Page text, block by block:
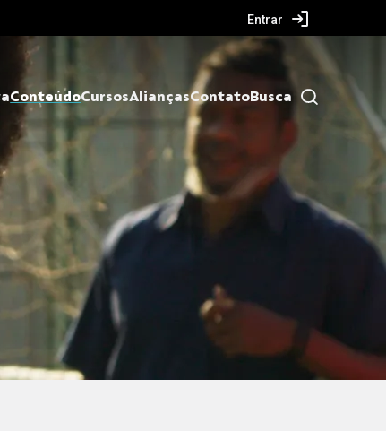
Entrar
ConteúdoCursosAliançasContatoBusca